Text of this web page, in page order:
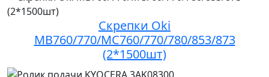
Скрепки Oki
MB760/770/MC760/770/780/853/873
(2*1500шт)